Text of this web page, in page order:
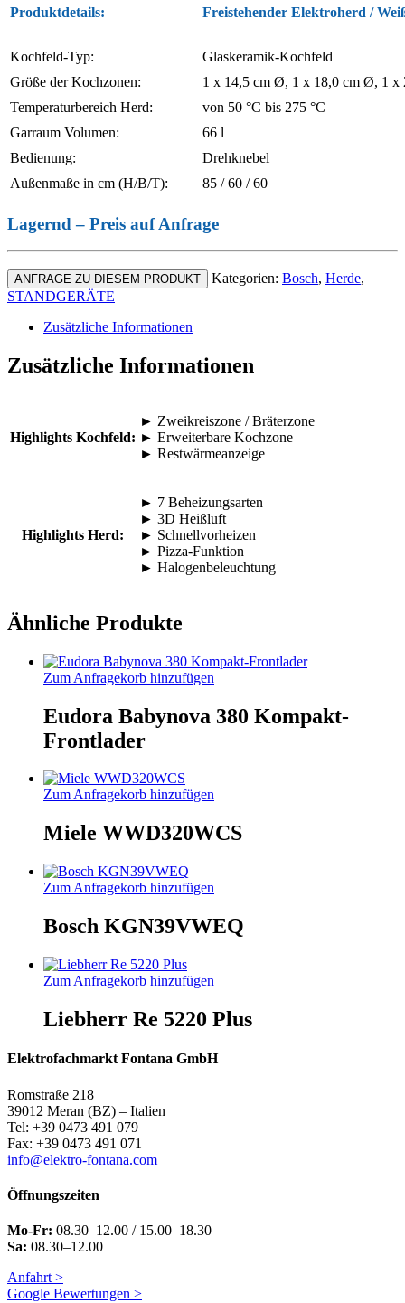
Produktdetails: Freistehender Elektroherd /
Kochfeld-Typ:
Glaskeramik-Kochfeld
Größe der Kochzonen:
1 x 14,5 cm Ø, 1 x 18,0 cm Ø, 1
Temperaturbereich Herd:
von 50 °C bis 275 °C
Garraum Volumen:
66 l
Bedienung:
Drehknebel
Außenmaße in cm (H/B/T):
85 / 60 / 60
Lagernd – Preis auf Anfrage
ANFRAGE ZU DIESEM PRODUKT Kategorien: Bosch, Herde,
STANDGERÄTE
Zusätzliche Informationen
Zusätzliche Informationen
Highlights Kochfeld:
► Zweikreiszone / Bräterzone
► Erweiterbare Kochzone
► Restwärmeanzeige
Highlights Herd:
► 7 Beheizungsarten
► 3D Heißluft
► Schnellvorheizen
► Pizza-Funktion
► Halogenbeleuchtung
Ähnliche Produkte
Zum Anfragekorb hinzufügen
Eudora Babynova 380 Kompakt-
Frontlader
Zum Anfragekorb hinzufügen
Miele WWD320WCS
Zum Anfragekorb hinzufügen
Bosch KGN39VWEQ
Zum Anfragekorb hinzufügen
Liebherr Re 5220 Plus
Elektrofachmarkt Fontana GmbH
Romstraße 218
39012 Meran (BZ) – Italien
Tel: +39 0473 491 079
Fax: +39 0473 491 071
info@elektro-fontana.com
Öffnungszeiten
Mo-Fr: 08.30–12.00 / 15.00–18.30
Sa: 08.30–12.00
Anfahrt >
Google Bewertungen >